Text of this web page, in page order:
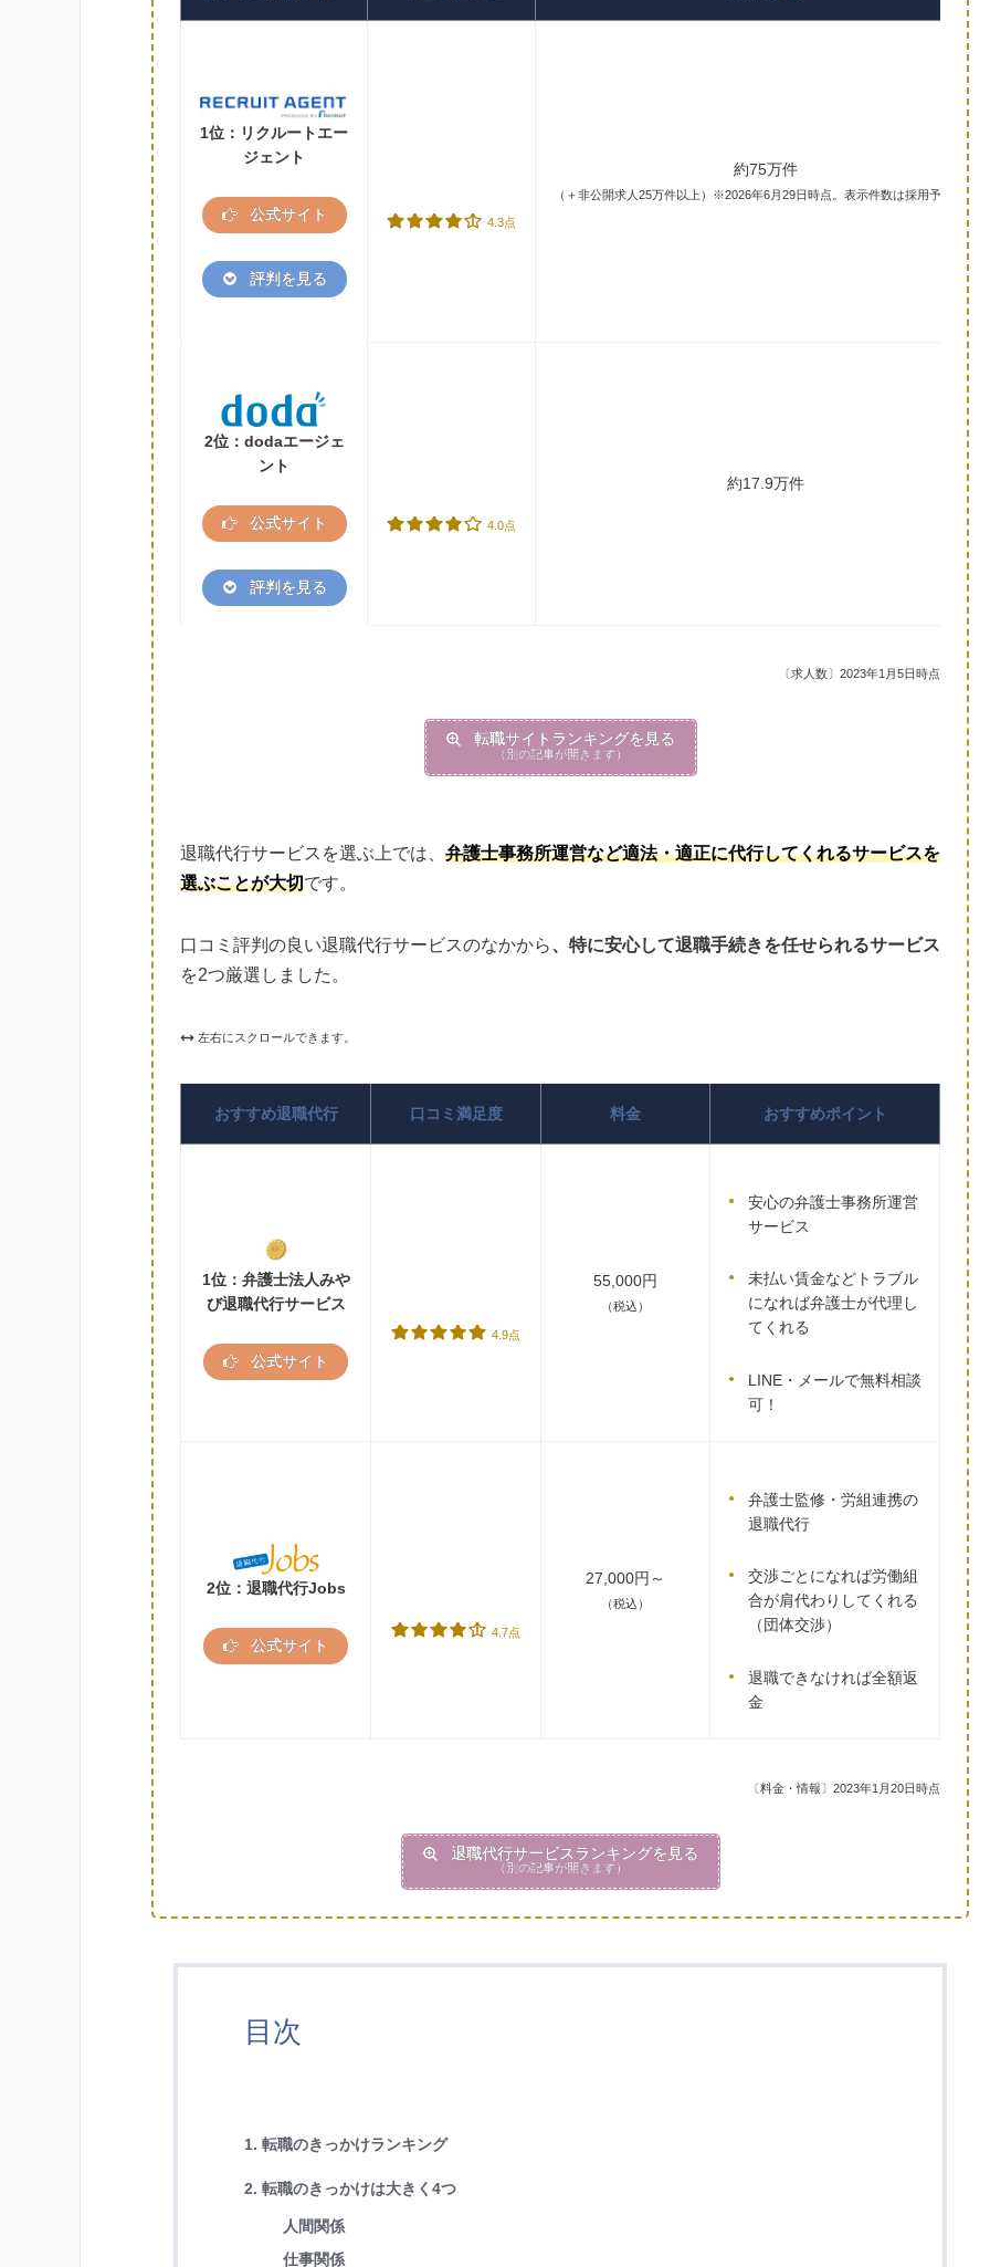
1位：リクルートエー
ジェント
公式サイト
評判を見る
4.3点
約75万件
（＋非公開求人25万件以上）※2026年6月29日時点。表示件数は採用予定数。
2位：dodaエージェ
ント
公式サイト
評判を見る
4.0点
約17.9万件
〔求人数〕2023年1月5日時点
転職サイトランキングを見る
（別の記事が開きます）
退職代行サービスを選ぶ上では、 弁護士事務所運営など適法・適正に代行してくれるサービスを
選ぶことが大切です。
口コミ評判の良い退職代行サービスのなかから、特に安心して退職手続きを任せられるサービス
を2つ厳選しました。
左右にスクロールできます。
おすすめ退職代行 口コミ満足度 料金 おすすめポイント
1位：弁護士法人みや
び退職代行サービス
公式サイト
4.9点
55,000円
（税込）
安心の弁護士事務所運営
サービス
未払い賃金などトラブル
になれば弁護士が代理し
てくれる
LINE・メールで無料相談
可！
2位：退職代行Jobs
公式サイト
4.7点
27,000円～
（税込）
弁護士監修・労組連携の
退職代行
交渉ごとになれば労働組
合が肩代わりしてくれる
（団体交渉）
退職できなければ全額返
金
〔料金・情報〕2023年1月20日時点
退職代行サービスランキングを見る
（別の記事が開きます）
目次
1. 転職のきっかけランキング
2. 転職のきっかけは大きく4つ
人間関係
仕事関係